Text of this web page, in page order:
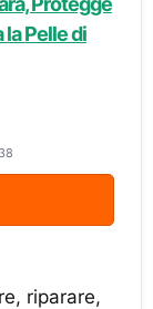
la Pelle di
riparare,